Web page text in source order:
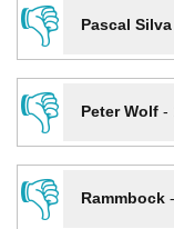
👎
Pascal Silva
👎
Peter Wolf-
👎
Rammbock-